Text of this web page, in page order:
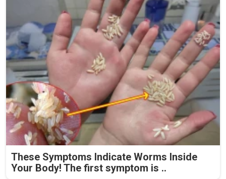
These Symptoms Indicate Worms Inside
Your Body! The first symptom is ..